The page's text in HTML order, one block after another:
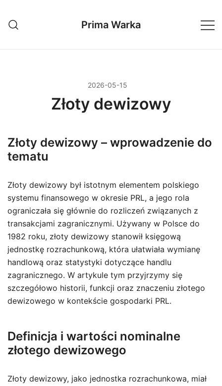
treści
Prima Warka
2026-05-15
Złoty dewizowy
Złoty dewizowy – wprowadzenie do
tematu
Złoty dewizowy był istotnym elementem polskiego
systemu finansowego w okresie PRL, a jego rola
ograniczała się głównie do rozliczeń związanych z
transakcjami zagranicznymi. Używany w Polsce do
1982 roku, złoty dewizowy stanowił księgową
jednostkę rozrachunkową, która ułatwiała wymianę
handlową oraz statystyki dotyczące handlu
zagranicznego. W artykule tym przyjrzymy się
szczegółowo historii, funkcji oraz znaczeniu złotego
dewizowego w kontekście gospodarki PRL.
Definicja i wartości nominalne
złotego dewizowego
Złoty dewizowy, jako jednostka rozrachunkowa, miał